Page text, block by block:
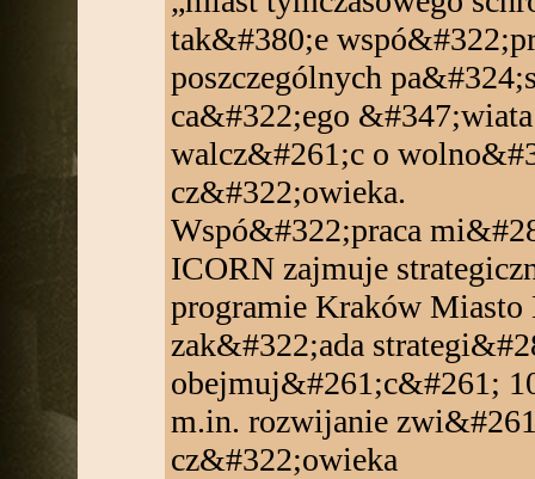
tak&#380;e
poszczególnych
ca&#322;ego
walcz&#261;c o
cz&#322;owieka.
Wspó&#322;praca
ICORN zajmuje
programie Kraków
zak&#322;ada
obejmuj&#261;c&#261;
m.in. rozwijanie
cz&#322;owieka